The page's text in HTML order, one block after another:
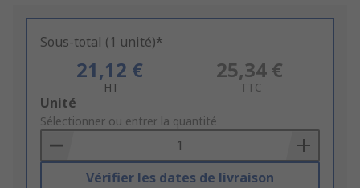
Sous-total (1 unité)*
21,12 €
HT
25,34 €
TTC
Add
to
Basket
Unité
Sélectionner ou entrer la quantité
Vérifier les dates de livraison